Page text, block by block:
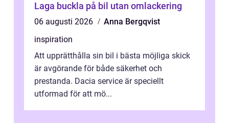
Laga buckla på bil utan omlackering
06 augusti 2026
Anna Bergqvist
inspiration
Att upprätthålla sin bil i bästa möjliga skick
är avgörande för både säkerhet och
prestanda. Dacia service är speciellt
utformad för att mö...